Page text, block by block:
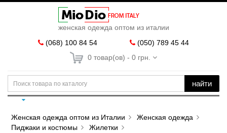
женская одежда оптом из италии
(068) 100 84 54
(050) 789 45 44
0 товар(ов) - 0 грн.
найти
Женская одежда оптом из Италии
Женская одежда
Пиджаки и костюмы
Жилетки